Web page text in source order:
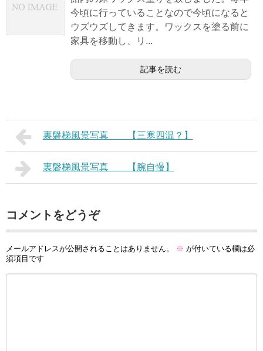
今頃に行っていることなので今頃になると
ウズウズしてきます。ワックスを塗る前に
家具を移動し、リ...
記事を読む
裏磐梯風景写真 【三寒四温？】
裏磐梯風景写真 【腕自慢】
コメントをどうぞ
メールアドレスが公開されることはありません。 ※ が付いている欄は必
須項目です